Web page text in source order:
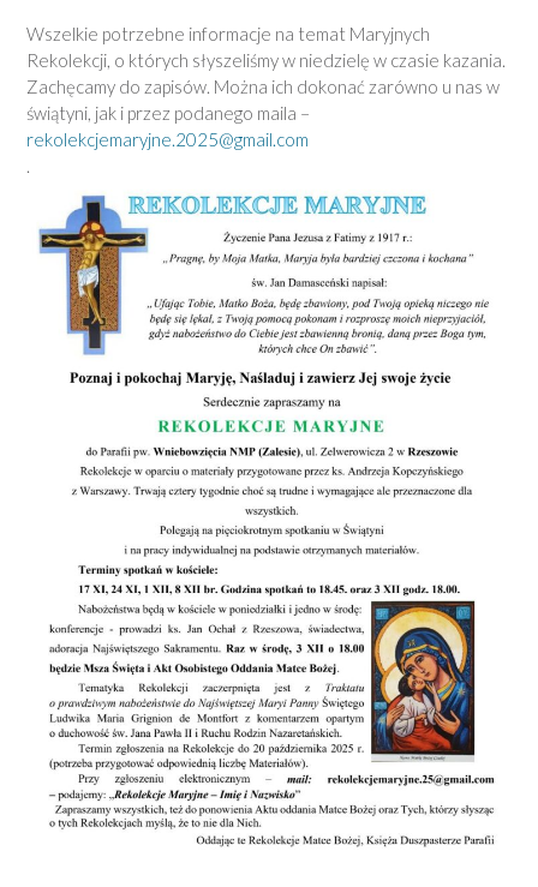
Wszelkie potrzebne informacje na temat Maryjnych
Rekolekcji, o których słyszeliśmy w niedzielę w czasie kazania.
Zachęcamy do zapisów. Można ich dokonać zarówno u nas w
świątyni, jak i przez podanego maila –
rekolekcjemaryjne.2025@gmail.com
.